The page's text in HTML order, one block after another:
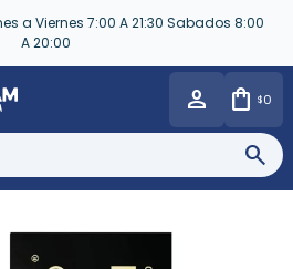
a Viernes 7:00 A 21:30 Sabados 8:00
A 20:00
$0